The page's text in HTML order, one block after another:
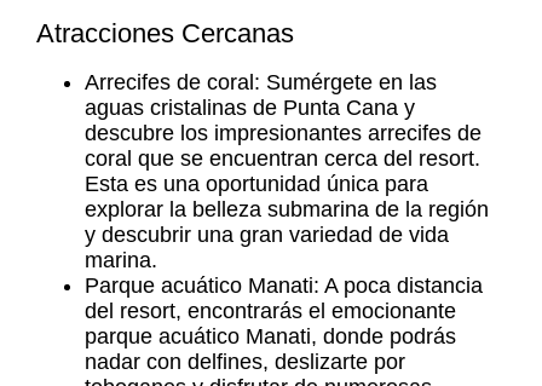
Atracciones Cercanas
Arrecifes de coral: Sumérgete en las
aguas cristalinas de Punta Cana y
descubre los impresionantes arrecifes de
coral que se encuentran cerca del resort.
Esta es una oportunidad única para
explorar la belleza submarina de la región
y descubrir una gran variedad de vida
marina.
Parque acuático Manati: A poca distancia
del resort, encontrarás el emocionante
parque acuático Manati, donde podrás
nadar con delfines, deslizarte por